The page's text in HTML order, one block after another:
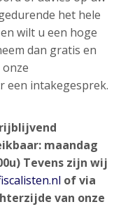
het hele
wilt u een hoge
dan gratis en
een intakegesprek.
maandag
Tevens zijn wij
of via
van onze